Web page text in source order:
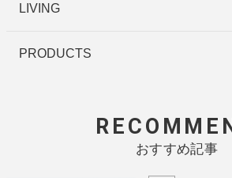
LIVING
PRODUCTS
おすすめ記事